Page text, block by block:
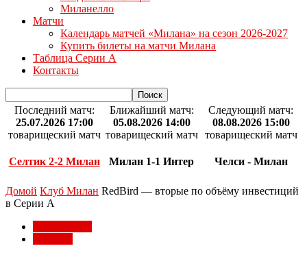
Миланелло
Матчи
Календарь матчей «Милана» на сезон 2026-2027
Купить билеты на матчи Милана
Таблица Серии А
Контакты
Последний матч:
25.07.2026 17:00
товарищеский матч
Селтик 2-2 Милан
Ближайший матч:
05.08.2026 14:00
товарищеский матч
Милан 1-1 Интер
Следующий матч:
08.08.2026 15:00
товарищеский матч
Челси - Милан
Домой Клуб Милан RedBird — вторые по объёму инвестиций
в Серии А